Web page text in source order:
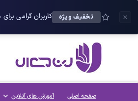
تخفیف ویژه کاربران گرامی برای مدت محدود اشتراک 1
صفحه اصلی آموزش های آنلاین